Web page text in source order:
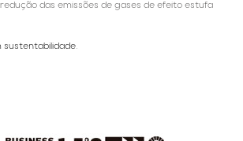
das emissões de gases de efeito estufa
sustentabilidade.